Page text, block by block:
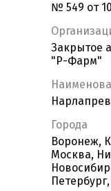
№ 549 от
Закрытое
"Р-Фарм"
Города
Воронеж,
Москва,